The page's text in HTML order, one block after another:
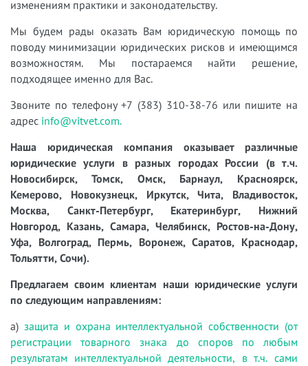
изменениям практики и законодательству.
Мы будем рады оказать Вам юридическую помощь по
поводу минимизации юридических рисков и имеющимся
возможностям. Мы постараемся найти решение,
подходящее именно для Вас.
Звоните по телефону +7 (383) 310-38-76 или пишите на
адрес info@vitvet.com.
Наша юридическая компания оказывает различные
юридические услуги в разных городах России (в т.ч.
Новосибирск, Томск, Омск, Барнаул, Красноярск,
Кемерово, Новокузнецк, Иркутск, Чита, Владивосток,
Москва, Санкт-Петербург, Екатеринбург, Нижний
Новгород, Казань, Самара, Челябинск, Ростов-на-Дону,
Уфа, Волгоград, Пермь, Воронеж, Саратов, Краснодар,
Тольятти, Сочи).
Предлагаем своим клиентам наши юридические услуги
по следующим направлениям:
а) защита и охрана интеллектуальной собственности (от
регистрации товарного знака до споров по любым
результатам интеллектуальной деятельности, в т.ч. сами